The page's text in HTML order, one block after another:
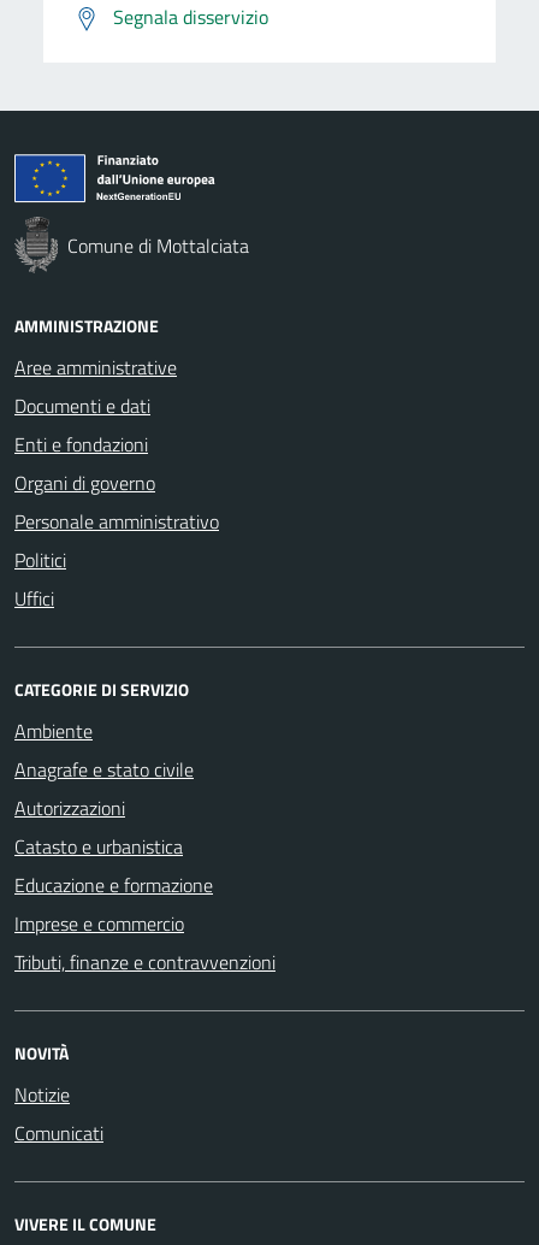
Segnala disservizio
Comune di Mottalciata
AMMINISTRAZIONE
Aree amministrative
Documenti e dati
Enti e fondazioni
Organi di governo
Personale amministrativo
Politici
Uffici
CATEGORIE DI SERVIZIO
Ambiente
Anagrafe e stato civile
Autorizzazioni
Catasto e urbanistica
Educazione e formazione
Imprese e commercio
Tributi, finanze e contravvenzioni
NOVITÀ
Notizie
Comunicati
VIVERE IL COMUNE